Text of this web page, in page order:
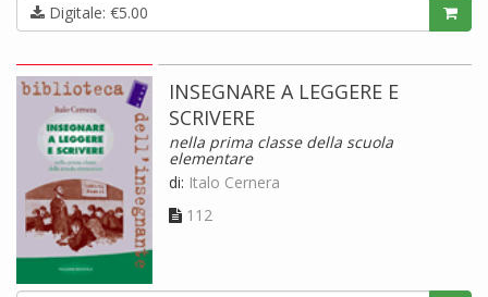
Digitale: €5.00
INSEGNARE A LEGGERE E
SCRIVERE
nella prima classe della scuola
elementare
di: Italo Cernera
112